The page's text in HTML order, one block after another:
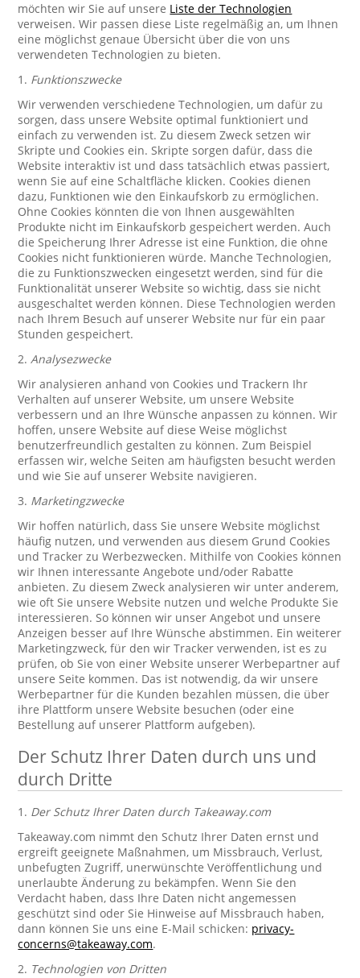
möchten wir Sie auf unsere Liste der Technologien
verweisen. Wir passen diese Liste regelmäßig an, um Ihnen
eine möglichst genaue Übersicht über die von uns
verwendeten Technologien zu bieten.
1. Funktionszwecke
Wir verwenden verschiedene Technologien, um dafür zu
sorgen, dass unsere Website optimal funktioniert und
einfach zu verwenden ist. Zu diesem Zweck setzen wir
Skripte und Cookies ein. Skripte sorgen dafür, dass die
Website interaktiv ist und dass tatsächlich etwas passiert,
wenn Sie auf eine Schaltfläche klicken. Cookies dienen
dazu, Funktionen wie den Einkaufskorb zu ermöglichen.
Ohne Cookies könnten die von Ihnen ausgewählten
Produkte nicht im Einkaufskorb gespeichert werden. Auch
die Speicherung Ihrer Adresse ist eine Funktion, die ohne
Cookies nicht funktionieren würde. Manche Technologien,
die zu Funktionszwecken eingesetzt werden, sind für die
Funktionalität unserer Website so wichtig, dass sie nicht
ausgeschaltet werden können. Diese Technologien werden
nach Ihrem Besuch auf unserer Website nur für ein paar
Stunden gespeichert.
2.Analysezwecke
Wir analysieren anhand von Cookies und Trackern Ihr
Verhalten auf unserer Website, um unsere Website
verbessern und an Ihre Wünsche anpassen zu können. Wir
hoffen, unsere Website auf diese Weise möglichst
benutzerfreundlich gestalten zu können. Zum Beispiel
erfassen wir, welche Seiten am häufigsten besucht werden
und wie Sie auf unserer Website navigieren.
3. Marketingzwecke
Wir hoffen natürlich, dass Sie unsere Website möglichst
häufig nutzen, und verwenden aus diesem Grund Cookies
und Tracker zu Werbezwecken. Mithilfe von Cookies können
wir Ihnen interessante Angebote und/oder Rabatte
anbieten. Zu diesem Zweck analysieren wir unter anderem,
wie oft Sie unsere Website nutzen und welche Produkte Sie
interessieren. So können wir unser Angebot und unsere
Anzeigen besser auf Ihre Wünsche abstimmen. Ein weiterer
Marketingzweck, für den wir Tracker verwenden, ist es zu
prüfen, ob Sie von einer Website unserer Werbepartner auf
unsere Seite kommen. Das ist notwendig, da wir unsere
Werbepartner für die Kunden bezahlen müssen, die über
ihre Plattform unsere Website besuchen (oder eine
Bestellung auf unserer Plattform aufgeben).
Der Schutz Ihrer Daten durch uns und
durch Dritte
1. Der Schutz Ihrer Daten durch Takeaway.com
Takeaway.com nimmt den Schutz Ihrer Daten ernst und
ergreift geeignete Maßnahmen, um Missbrauch, Verlust,
unbefugten Zugriff, unerwünschte Veröffentlichung und
unerlaubte Änderung zu bekämpfen. Wenn Sie den
Verdacht haben, dass Ihre Daten nicht angemessen
geschützt sind oder Sie Hinweise auf Missbrauch haben,
dann können Sie uns eine E-Mail schicken: privacy-
concerns@takeaway.com.
2. Technologien von Dritten